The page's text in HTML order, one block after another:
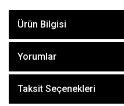
Ürün Bilgisi
Yorumlar
Taksit Seçenekleri